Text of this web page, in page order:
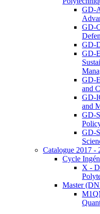
GD-
GD-
GD-
GD-
GD-
and
GD-
and
GD-
GD-
Catalogue 2017 -
Cycle
X -
Master